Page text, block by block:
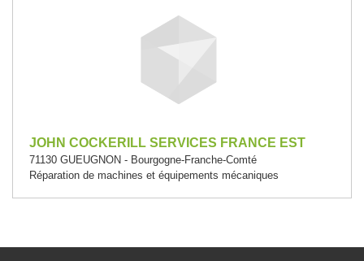
JOHN COCKERILL SERVICES FRANCE EST
71130 GUEUGNON - Bourgogne-Franche-Comté
Réparation de machines et équipements mécaniques